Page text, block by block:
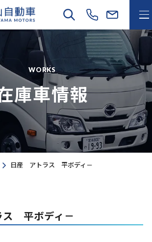
WORKS
庫車情報
日産 アトラス 平ボディ－
平ボディ－